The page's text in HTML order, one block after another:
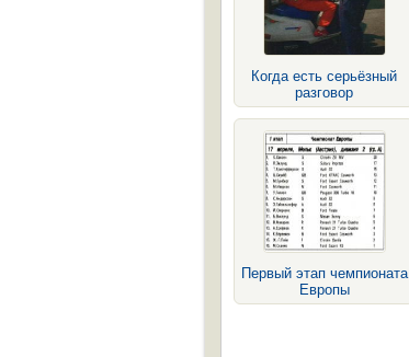
Когда есть серьёзный
разговор
Первый этап чемпионата
Европы